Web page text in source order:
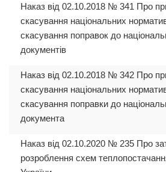
Наказ від 02.10.2018 № 341 Про
скасування національних
скасування поправок до
документів
Наказ від 02.10.2018 № 342 Про
скасування національних
скасування поправки до
документа
Наказ від 02.10.2020 № 235 Про
розроблення схем